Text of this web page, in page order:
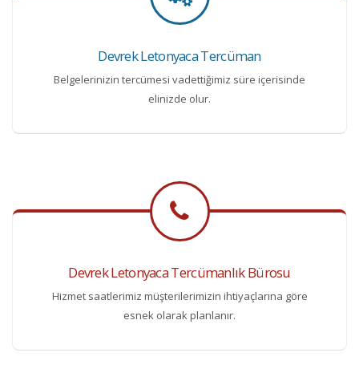
Devrek Letonyaca Tercüman
Belgelerinizin tercümesi vadettiğimiz süre içerisinde
elinizde olur.
Devrek Letonyaca Tercümanlık Bürosu
Hizmet saatlerimiz müşterilerimizin ihtiyaçlarına göre
esnek olarak planlanır.